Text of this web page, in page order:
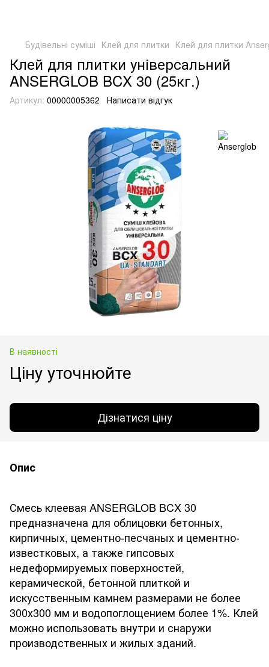
Будівельні суміші Клей для плитки Клей для плитки
Клей для плитки універсальний
ANSERGLOB BCX 30 (25кг.)
Артикул: 00000005362 Написати відгук
В наявності
Ціну уточнюйте
Дізнатися ціну
Опис
Смесь клеевая ANSERGLOB BCX 30
предназначена для облицовки бетонных,
кирпичных, цементно-песчаных и цементно-
известковых, а также гипсовых
недеформируемых поверхностей,
керамической, бетонной плиткой и
искусственным камнем размерами не более
300х300 мм и водопоглощением более 1%. Клей
можно использовать внутри и снаружи
производственных и жилых зданий.